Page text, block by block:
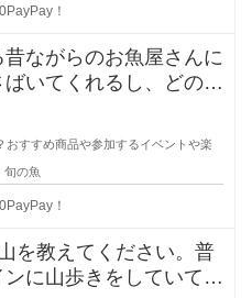
！
ながらのお魚屋さんに
いてくれるし、どの魚
理するの
おすすめ商品や参加するイベントや楽
旬の魚
！
を教えてください。普
に山歩きをしていて、